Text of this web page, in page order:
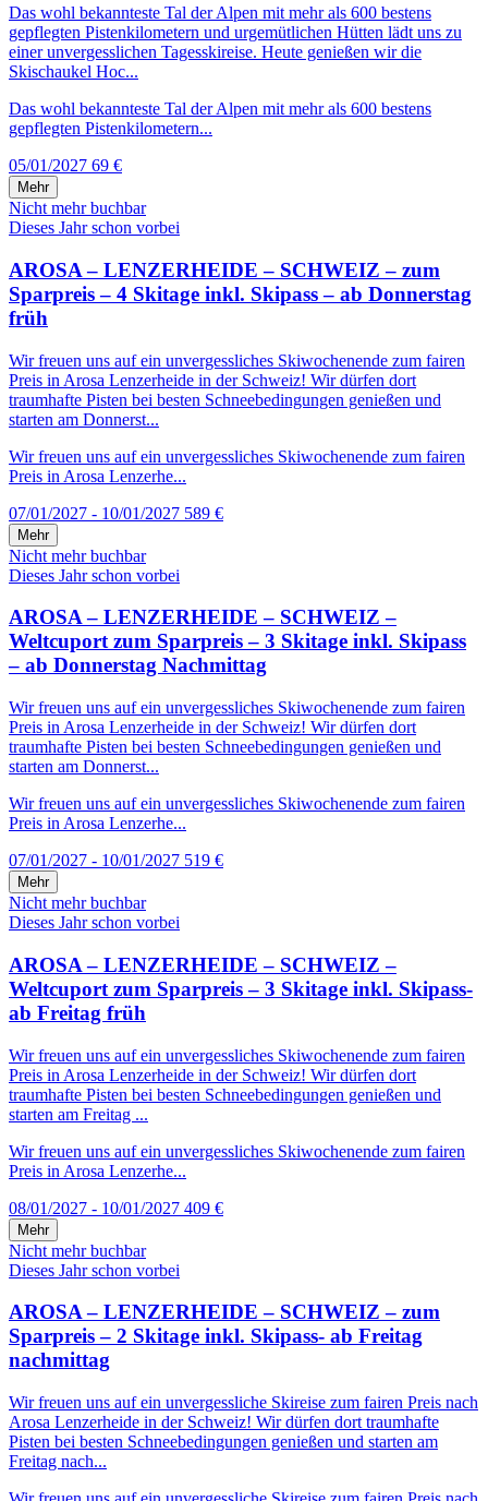
Das wohl bekannteste Tal der Alpen mit mehr als 600 bestens
gepflegten Pistenkilometern und urgemütlichen Hütten lädt uns zu
einer unvergesslichen Tagesskireise. Heute genießen wir die
Skischaukel Hoc...
Das wohl bekannteste Tal der Alpen mit mehr als 600 bestens
gepflegten Pistenkilometern...
05/01/2027 69 €
Mehr
Nicht mehr buchbar
Dieses Jahr schon vorbei
AROSA – LENZERHEIDE – SCHWEIZ – zum
Sparpreis – 4 Skitage inkl. Skipass – ab Donnerstag
früh
Wir freuen uns auf ein unvergessliches Skiwochenende zum fairen
Preis in Arosa Lenzerheide in der Schweiz! Wir dürfen dort
traumhafte Pisten bei besten Schneebedingungen genießen und
starten am Donnerst...
Wir freuen uns auf ein unvergessliches Skiwochenende zum fairen
Preis in Arosa Lenzerhe...
07/01/2027 - 10/01/2027 589 €
Mehr
Nicht mehr buchbar
Dieses Jahr schon vorbei
AROSA – LENZERHEIDE – SCHWEIZ –
Weltcuport zum Sparpreis – 3 Skitage inkl. Skipass
– ab Donnerstag Nachmittag
Wir freuen uns auf ein unvergessliches Skiwochenende zum fairen
Preis in Arosa Lenzerheide in der Schweiz! Wir dürfen dort
traumhafte Pisten bei besten Schneebedingungen genießen und
starten am Donnerst...
Wir freuen uns auf ein unvergessliches Skiwochenende zum fairen
Preis in Arosa Lenzerhe...
07/01/2027 - 10/01/2027 519 €
Mehr
Nicht mehr buchbar
Dieses Jahr schon vorbei
AROSA – LENZERHEIDE – SCHWEIZ –
Weltcuport zum Sparpreis – 3 Skitage inkl. Skipass-
ab Freitag früh
Wir freuen uns auf ein unvergessliches Skiwochenende zum fairen
Preis in Arosa Lenzerheide in der Schweiz! Wir dürfen dort
traumhafte Pisten bei besten Schneebedingungen genießen und
starten am Freitag ...
Wir freuen uns auf ein unvergessliches Skiwochenende zum fairen
Preis in Arosa Lenzerhe...
08/01/2027 - 10/01/2027 409 €
Mehr
Nicht mehr buchbar
Dieses Jahr schon vorbei
AROSA – LENZERHEIDE – SCHWEIZ – zum
Sparpreis – 2 Skitage inkl. Skipass- ab Freitag
nachmittag
Wir freuen uns auf ein unvergessliche Skireise zum fairen Preis nach
Arosa Lenzerheide in der Schweiz! Wir dürfen dort traumhafte
Pisten bei besten Schneebedingungen genießen und starten am
Freitag nach...